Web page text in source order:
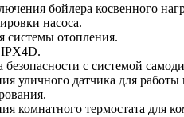
бойлера косвенного
насоса.
системы отопления.
IPX4D.
безопасности с системой
уличного датчика для
комнатного термостата для